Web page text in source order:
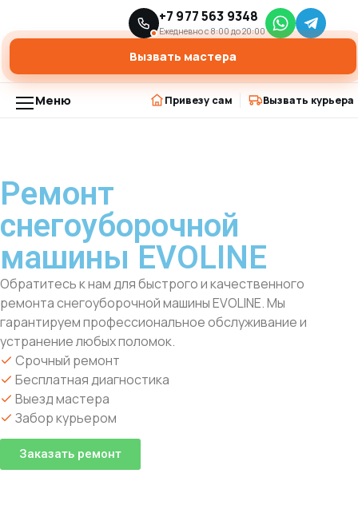
Ремонт снегоуборщиков ›
Ремонт снегоуборочной машины EVOLINE
+7 977 563 9348
Ежедневно с 8:00 до 20:00
Вызвать мастера
Меню Привезу сам Вызвать курьера
Ремонт
снегоуборочной
машины EVOLINE
Обратитесь к нам для быстрого и качественного
ремонта снегоуборочной машины EVOLINE. Мы
гарантируем профессиональное обслуживание и
устранение любых поломок.
Срочный ремонт
Бесплатная диагностика
Выезд мастера
Забор курьером
Заказать ремонт